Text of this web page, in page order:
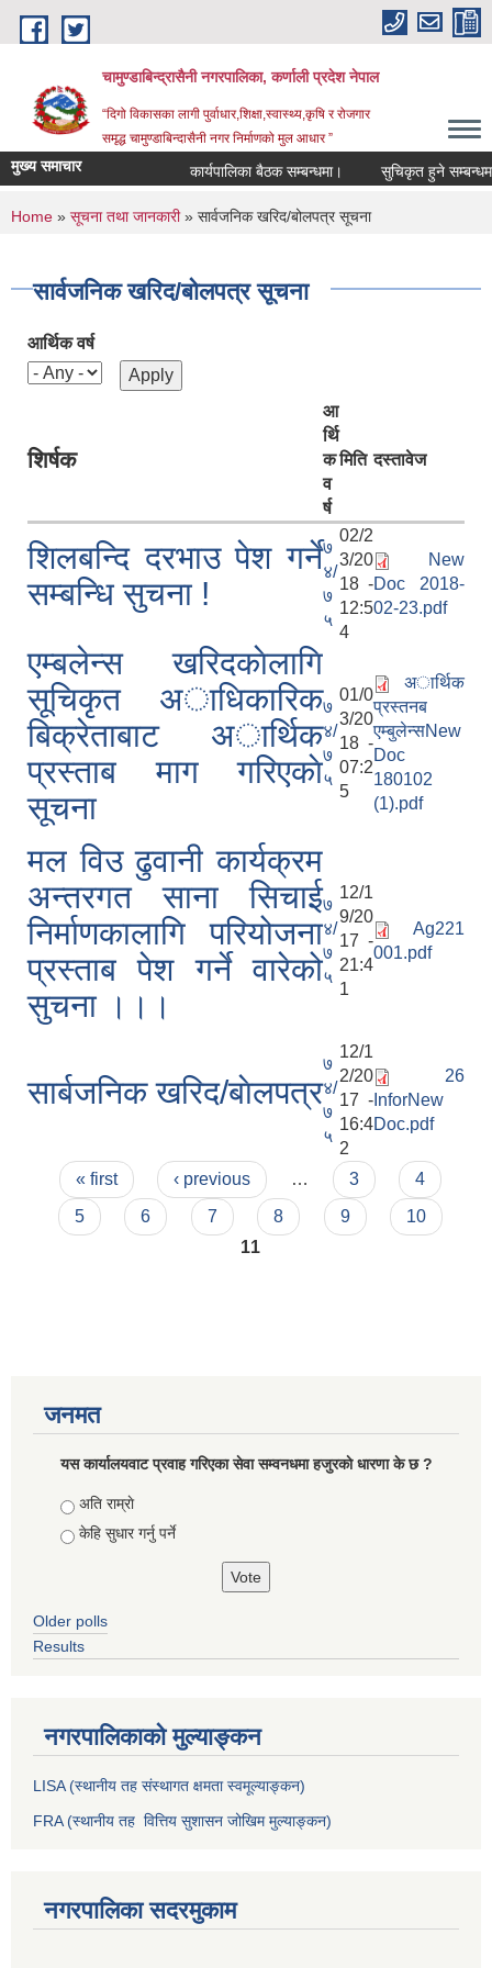
Skip to main content
चामुण्डाबिन्द्रासैनी नगरपालिका, कर्णाली प्रदेश नेपाल
“दिगो विकासका लागी पुर्वाधार,शिक्षा,स्वास्थ्य,कृषि र रोजगार
समृद्ध चामुण्डाबिन्दासैनी नगर निर्माणको मुल आधार ”
मुख्य समाचार कार्यपालिका बैठक सम्बन्धमा। सुचिकृत हुने सम्बन्धमा।
You are here
Home » सूचना तथा जानकारी» सार्वजनिक खरिद/बोलपत्र सूचना
सार्वजनिक खरिद/बोलपत्र सूचना
आर्थिक वर्ष
शिर्षक
आ
र्थि
क
व
र्ष
मिति दस्तावेज
शिलबन्दि दरभाउ पेश गर्ने
सम्बन्धि सुचना !
७
४/
७
५
02/2
3/20
18 -
12:5
4
New
Doc 2018-
02-23.pdf
एम्बलेन्स खरिदकाेलागि
सूचिकृत अाधिकारिक
बिक्रेताबाट अार्थिक
प्रस्ताब माग गरिएकाे
सूचना
७
४/
७
५
01/0
3/20
18 -
07:2
5
अार्थिक
प्रस्तनब
एम्बुलेन्सNew
Doc
180102
(1).pdf
मल विउ ढुवानी कार्यक्रम
अन्तरगत साना सिचाई
निर्माणकालागि परियोजना
प्रस्ताब पेश गर्ने वारेको
सुचना ।।।
७
४/
७
५
12/1
9/20
17 -
21:4
1
Ag221
001.pdf
सार्बजनिक खरिद/बाेलपत्र
७
४/
७
५
12/1
2/20
17 -
16:4
2
26
InforNew
Doc.pdf
Pages
« first ‹ previous … 3
4
5
6 7 8 9
10
11
जनमत
यस कार्यालयवाट प्रवाह गरिएका सेवा सम्वनधमा हजुरकाे धारणा के छ ?
Choices
अति राम्राे
केहि सुधार गर्नु पर्ने
Older polls
Results
नगरपालिकाको मुल्याङ्कन
LISA (स्थानीय तह संस्थागत क्षमता स्वमूल्याङ्कन)
FRA (स्थानीय तह वित्तिय सुशासन जोखिम मुल्याङ्कन)
नगरपालिका सदरमुकाम